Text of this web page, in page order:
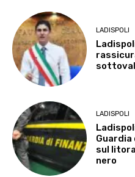
LADISPOLI
LADISPOLI
Guardia
sul
nero